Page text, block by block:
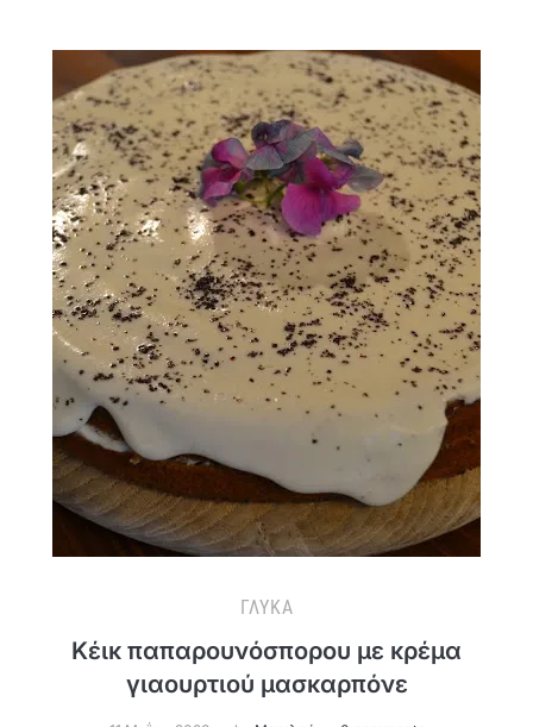
ΓΛΥΚΆ
Κέικ παπαρουνόσπορου με κρέμα
γιαουρτιού μασκαρπόνε